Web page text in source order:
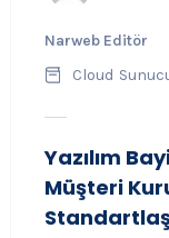
Narweb Editör
Cloud
Yazılım
Müşteri